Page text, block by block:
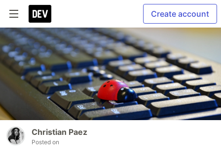
Create account
Christian Paez
Posted on